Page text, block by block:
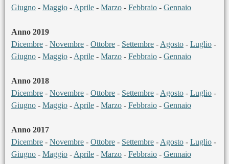
Giugno - Maggio - Aprile - Marzo - Febbraio - Gennaio
Anno 2019
Dicembre - Novembre - Ottobre - Settembre - Agosto - Luglio -
Giugno - Maggio - Aprile - Marzo - Febbraio - Gennaio
Anno 2018
Dicembre - Novembre - Ottobre - Settembre - Agosto - Luglio -
Giugno - Maggio - Aprile - Marzo - Febbraio - Gennaio
Anno 2017
Dicembre - Novembre - Ottobre - Settembre - Agosto - Luglio -
Giugno - Maggio - Aprile - Marzo - Febbraio - Gennaio